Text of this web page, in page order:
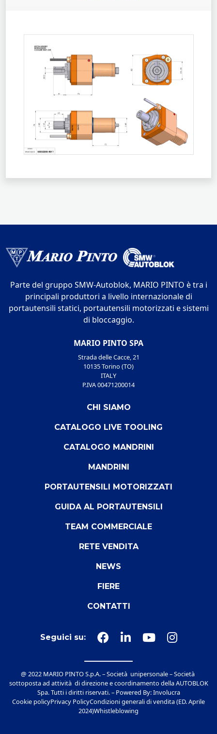
Parte del gruppo SMW-Autoblok, MARIO PINTO è tra i
principali produttori a livello internazionale di
portautensili statici, portautensili motorizzati e sistemi
di bloccaggio.
MARIO PINTO SPA
Strada delle Cacce, 21
10135 Torino (TO)
ITALY
P.IVA 00471200014
CHI SIAMO
CATALOGO LIVE TOOLING
CATALOGO MANDRINI
MANDRINI
PORTAUTENSILI MOTORIZZATI
GUIDA AL PORTAUTENSILI
TEAM COMMERCIALE
RETE VENDITA
NEWS
FIERE
CONTATTI
Seguici su:
@ 2022 MARIO PINTO S.p.A. – Società unipersonale – Società
sottoposta ad attività di direzione e coordinamento della AUTOBLOK
Spa. Tutti i diritti riservati. – Powered By:Involucra
Cookie policyPrivacy PolicyCondizioni generali di vendita (ED. Aprile
2024)Whistleblowing